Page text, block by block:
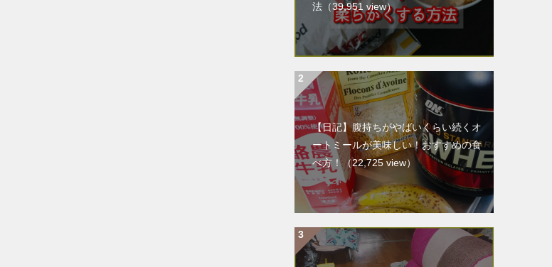
法 （39,951 view）
【日記】腹持ちがやばいくらい続くオ
ートミールが美味しい！おすすめの食
べ方！ （22,725 view）